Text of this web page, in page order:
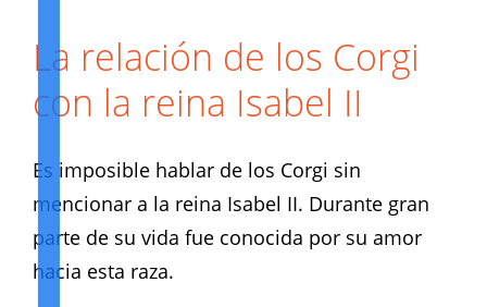
La relación de los Corgi
con la reina Isabel II
Es imposible hablar de los Corgi sin
mencionar a la reina Isabel II. Durante gran
parte de su vida fue conocida por su amor
hacia esta raza.